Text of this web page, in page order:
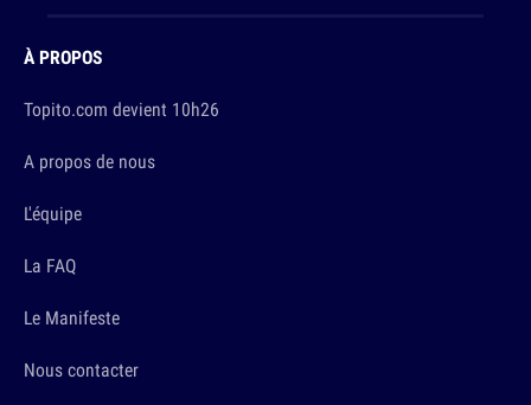
À PROPOS
Topito.com devient 10h26
A propos de nous
L'équipe
La FAQ
Le Manifeste
Nous contacter